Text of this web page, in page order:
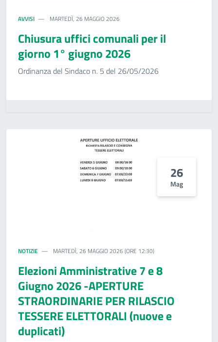
AVVISI MARTEDÌ, 26 MAGGIO 2026
Chiusura uffici comunali per il
giorno 1° giugno 2026
Ordinanza del Sindaco n. 5 del 26/05/2026
26
Mag
NOTIZIE MARTEDÌ, 26 MAGGIO 2026 (ORE 12:30)
Elezioni Amministrative 7 e 8
Giugno 2026 -APERTURE
STRAORDINARIE PER RILASCIO
TESSERE ELETTORALI (nuove e
duplicati)